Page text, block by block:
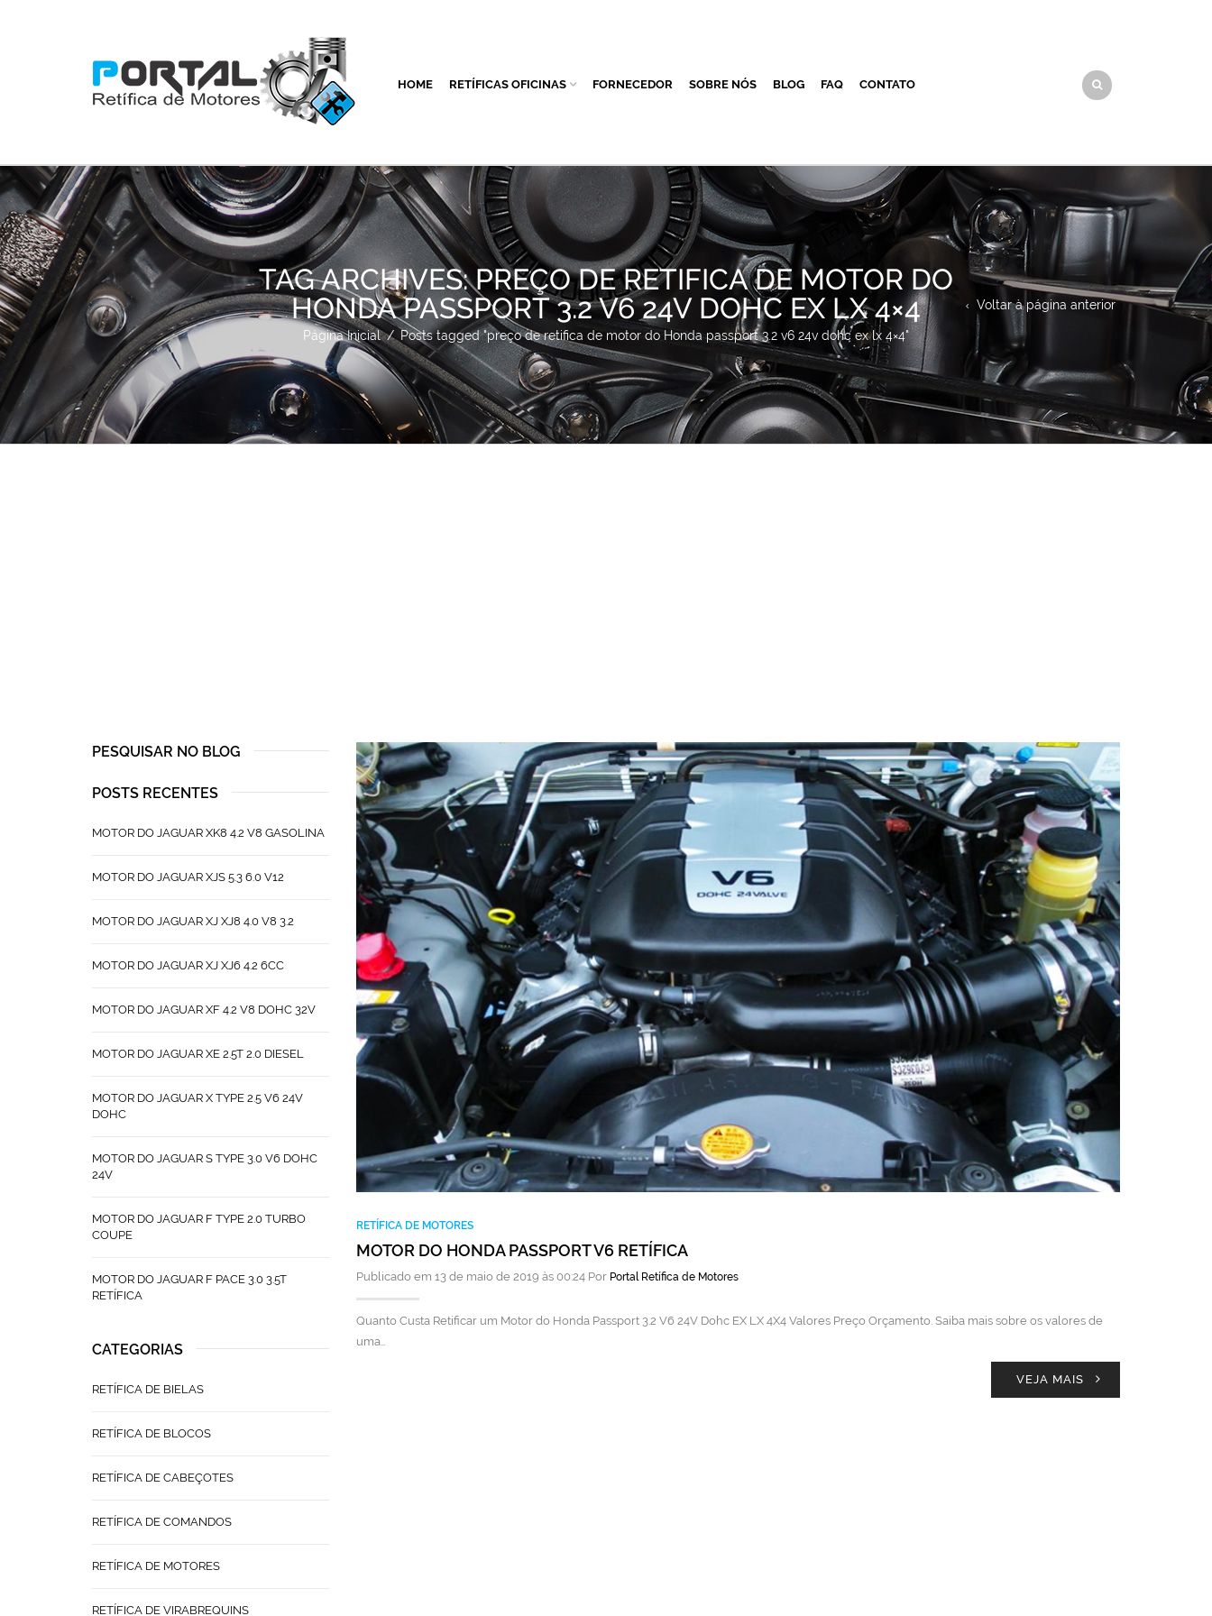
HOME RETÍFICAS OFICINAS FORNECEDOR SOBRE NÓS BLOG FAQ CONTATO
TAG ARCHIVES: PREÇO DE RETIFICA DE MOTOR DO
HONDA PASSPORT 3.2 V6 24V DOHC EX LX 4×4
Página Inicial / Posts tagged "preço de retifica de motor do Honda passport 3.2 v6 24v dohc ex lx 4×4"
Voltar à página anterior
RETÍFICA DE MOTORES
MOTOR DO HONDA PASSPORT V6 RETÍFICA
Publicado em 13 de maio de 2019 às 00:24 Por Portal Retífica de Motores
Quanto Custa Retificar um Motor do Honda Passport 3.2 V6 24V Dohc EX LX 4X4 Valores Preço Orçamento. Saiba mais sobre os valores de
uma…
VEJA MAIS
PESQUISAR NO BLOG
POSTS RECENTES
MOTOR DO JAGUAR XK8 4.2 V8 GASOLINA
MOTOR DO JAGUAR XJS 5.3 6.0 V12
MOTOR DO JAGUAR XJ XJ8 4.0 V8 3.2
MOTOR DO JAGUAR XJ XJ6 4.2 6CC
MOTOR DO JAGUAR XF 4.2 V8 DOHC 32V
MOTOR DO JAGUAR XE 2.5T 2.0 DIESEL
MOTOR DO JAGUAR X TYPE 2.5 V6 24V
DOHC
MOTOR DO JAGUAR S TYPE 3.0 V6 DOHC
24V
MOTOR DO JAGUAR F TYPE 2.0 TURBO
COUPE
MOTOR DO JAGUAR F PACE 3.0 3.5T
RETÍFICA
CATEGORIAS
RETÍFICA DE BIELAS
RETÍFICA DE BLOCOS
RETÍFICA DE CABEÇOTES
RETÍFICA DE COMANDOS
RETÍFICA DE MOTORES
RETÍFICA DE VIRABREQUINS